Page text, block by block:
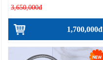
3,650,000đ
1,700,000đ